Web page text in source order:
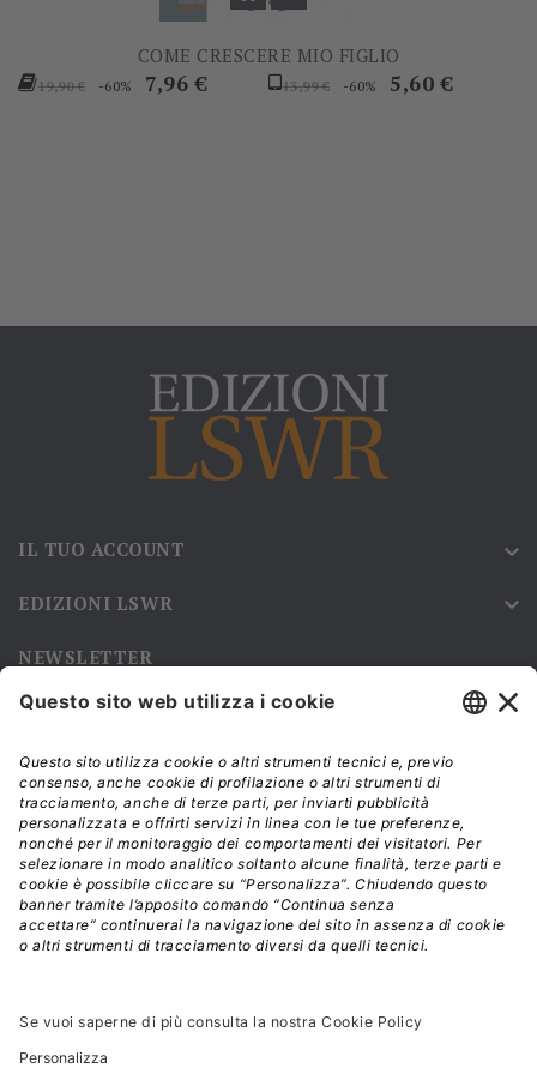
COME CRESCERE MIO FIGLIO
Prezzo
19,90 € -60% Prezzo
7,96 €
Prezzo
13,99 € -60% Prezzo
5,60 €
IL TUO ACCOUNT 
EDIZIONI LSWR 
NEWSLETTER
Iscriviti alla nostra newsletter e rimani sempre aggiornato sulle
Modalità di acquisto e tempi di spedizione
Diritto di recesso
Privacy policy
Termini e condizioni d'uso